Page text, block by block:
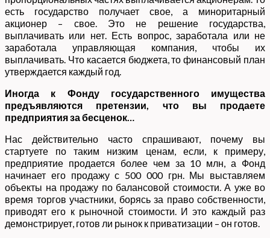
есть государство получает свое, а миноритарный
акционер – свое. Это не решение государства,
выплачивать или нет. Есть вопрос, заработала или не
заработала управляющая компания, чтобы их
выплачивать. Что касается бюджета, то финансовый план
утверждается каждый год.
Иногда к Фонду государственного имущества
предъявляются претензии, что вы продаете
предприятия за бесценок…
Нас действительно часто спрашивают, почему вы
стартуете по таким низким ценам, если, к примеру,
предприятие продается более чем за 10 млн, а Фонд
начинает его продажу с 500 000 грн. Мы выставляем
объекты на продажу по балансовой стоимости. А уже во
время торгов участники, борясь за право собственности,
приводят его к рыночной стоимости. И это каждый раз
демонстрирует, готов ли рынок к приватизации – он готов.